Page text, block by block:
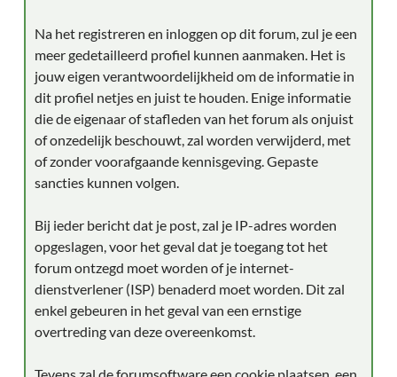
Na het registreren en inloggen op dit forum, zul je een
meer gedetailleerd profiel kunnen aanmaken. Het is
jouw eigen verantwoordelijkheid om de informatie in
dit profiel netjes en juist te houden. Enige informatie
die de eigenaar of stafleden van het forum als onjuist
of onzedelijk beschouwt, zal worden verwijderd, met
of zonder voorafgaande kennisgeving. Gepaste
sancties kunnen volgen.
Bij ieder bericht dat je post, zal je IP-adres worden
opgeslagen, voor het geval dat je toegang tot het
forum ontzegd moet worden of je internet-
dienstverlener (ISP) benaderd moet worden. Dit zal
enkel gebeuren in het geval van een ernstige
overtreding van deze overeenkomst.